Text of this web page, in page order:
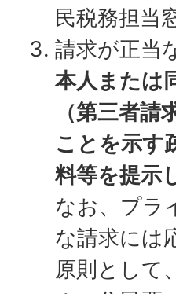
民税務担当
請求が正当
本人または
（第三者
ことを示す
料等を提示
なお、プラ
な請求には
原則として